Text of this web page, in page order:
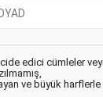
edici cümleler
ve büyük harflerle